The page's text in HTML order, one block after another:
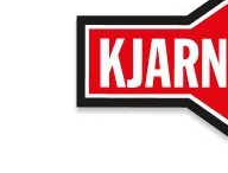
ÍSÍ
aðalstjórnar Þórs